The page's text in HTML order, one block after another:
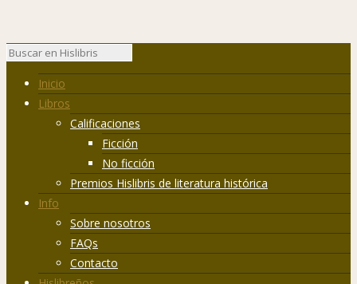
Inicio
Libros
Calificaciones
Ficción
No ficción
Premios Hislibris de literatura histórica
Info
Sobre nosotros
FAQs
Contacto